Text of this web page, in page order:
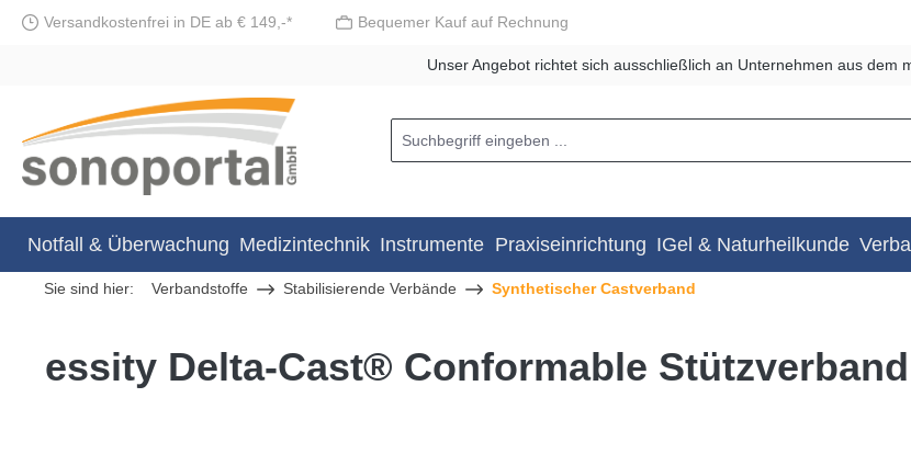
Zur Hauptnavigation springen
Versandkostenfrei in DE ab € 149,-* Bequemer Kauf auf Rechnung
Unser Angebot richtet sich ausschließlich an Unternehmen aus dem
Notfall & Überwachung Medizintechnik Instrumente Praxiseinrichtung IGel & Naturheilkunde
Sie sind hier: Verbandstoffe Stabilisierende Verbände Synthetischer Castverband
essity Delta-Cast® Conformable Stützverband